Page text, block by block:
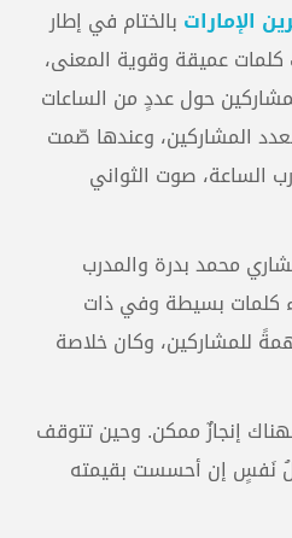
الإمارات بالختام في إطار
عميقة وقوية المعنى،
حول عددٍ من الساعات
المشاركين، وعندها صّمت
الساعة، صوت الثواني
محمد بدرة والمدرب
كلمات بسيطة وفي ذات
للمشاركين، وكان خلاصة
إنجازٌ ممكن. وحين تتوقف
نَفسٍ إن أحسست بقيمته